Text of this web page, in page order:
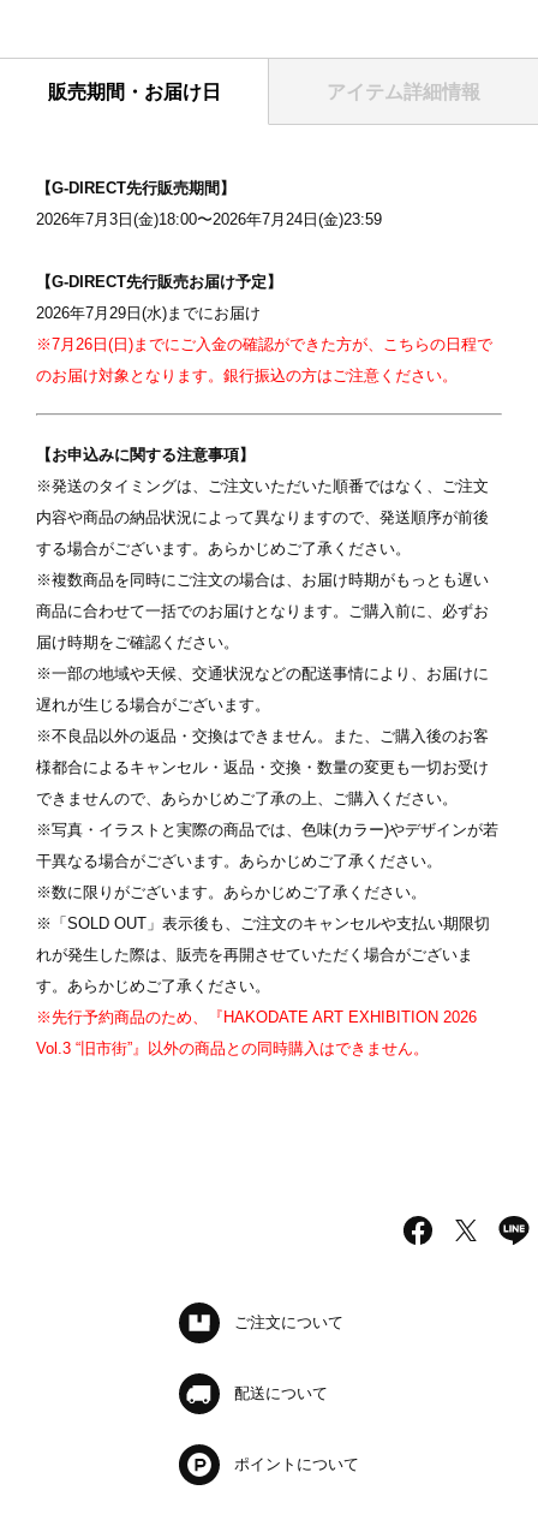
販売期間・お届け日 アイテム詳細情報
【G-DIRECT先行販売期間】
2026年7月3日(金)18:00〜2026年7月24日(金)23:59
【G-DIRECT先行販売お届け予定】
2026年7月29日(水)までにお届け
※7月26日(日)までにご入金の確認ができた方が、こちらの日程で
のお届け対象となります。銀行振込の方はご注意ください。
【お申込みに関する注意事項】
※発送のタイミングは、ご注文いただいた順番ではなく、ご注文
内容や商品の納品状況によって異なりますので、発送順序が前後
する場合がございます。あらかじめご了承ください。
※複数商品を同時にご注文の場合は、お届け時期がもっとも遅い
商品に合わせて一括でのお届けとなります。ご購入前に、必ずお
届け時期をご確認ください。
※一部の地域や天候、交通状況などの配送事情により、お届けに
遅れが生じる場合がございます。
※不良品以外の返品・交換はできません。また、ご購入後のお客
様都合によるキャンセル・返品・交換・数量の変更も一切お受け
できませんので、あらかじめご了承の上、ご購入ください。
※写真・イラストと実際の商品では、色味(カラー)やデザインが若
干異なる場合がございます。あらかじめご了承ください。
※数に限りがございます。あらかじめご了承ください。
※「SOLD OUT」表示後も、ご注文のキャンセルや支払い期限切
れが発生した際は、販売を再開させていただく場合がございま
す。あらかじめご了承ください。
※先行予約商品のため、『HAKODATE ART EXHIBITION 2026
Vol.3 “旧市街”』以外の商品との同時購入はできません。
ご注文について
配送について
ポイントについて
表紙
写真を選択
※ 写真は配置後も変更できます